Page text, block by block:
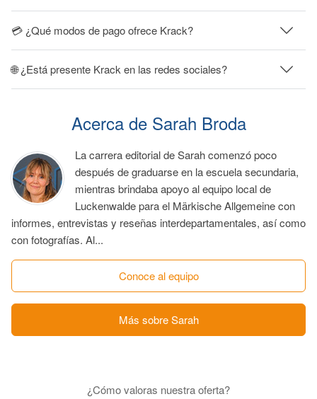
💳 ¿Qué modos de pago ofrece Krack?
🌐 ¿Está presente Krack en las redes sociales?
Acerca de Sarah Broda
La carrera editorial de Sarah comenzó poco
después de graduarse en la escuela secundaria,
mientras brindaba apoyo al equipo local de
Luckenwalde para el Märkische Allgemeine con
informes, entrevistas y reseñas interdepartamentales, así como
con fotografías. Al...
Conoce al equipo
Más sobre Sarah
¿Cómo valoras nuestra oferta?